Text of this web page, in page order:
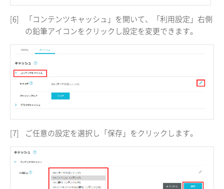
[6]
「コンテンツキャッシュ」を開いて、「利用設定」右側
の鉛筆アイコンをクリックし設定を変更できます。
[7] ご任意の設定を選択し「保存」をクリックします。